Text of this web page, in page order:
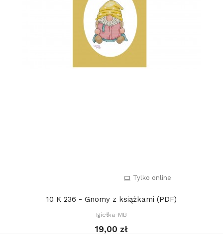
Tylko online
10 K 236 - Gnomy z książkami (PDF)
Igiełka-MB
19,00 zł